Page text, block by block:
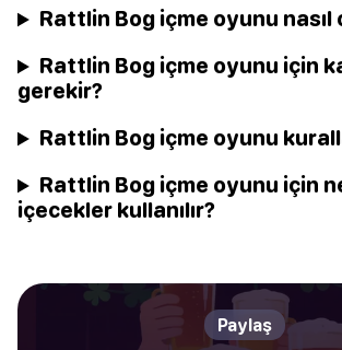
Rattlin Bog içme oyunu nasıl
Rattlin Bog içme oyunu için
gerekir?
Rattlin Bog içme oyunu
Rattlin Bog içme oyunu için
içecekler kullanılır?
Paylaş